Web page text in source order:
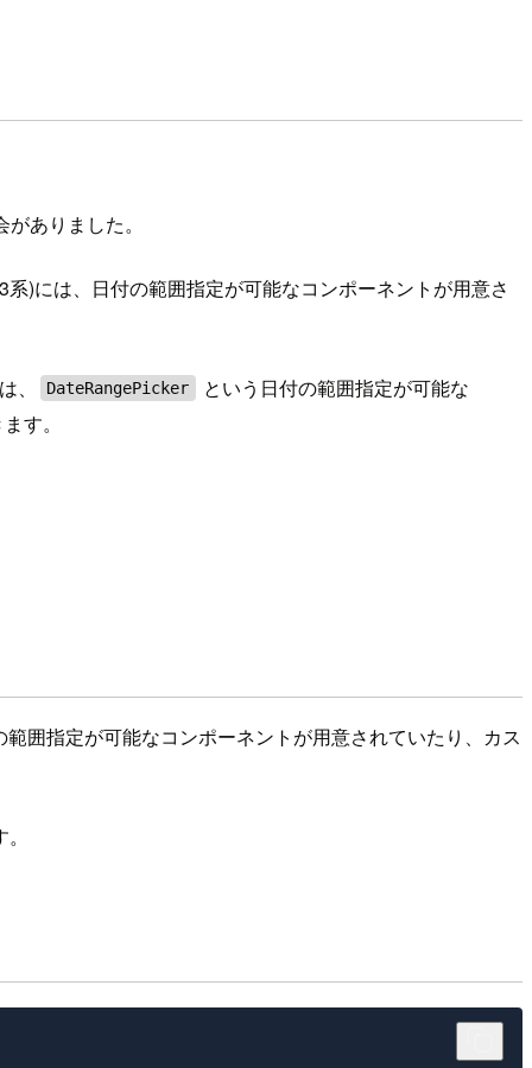
ありました。
系)には、日付の範囲指定が可能なコンポーネントが用意さ
DateRangePicker
という日付の範囲指定が可能な
す。
囲指定が可能なコンポーネントが用意されていたり、カス